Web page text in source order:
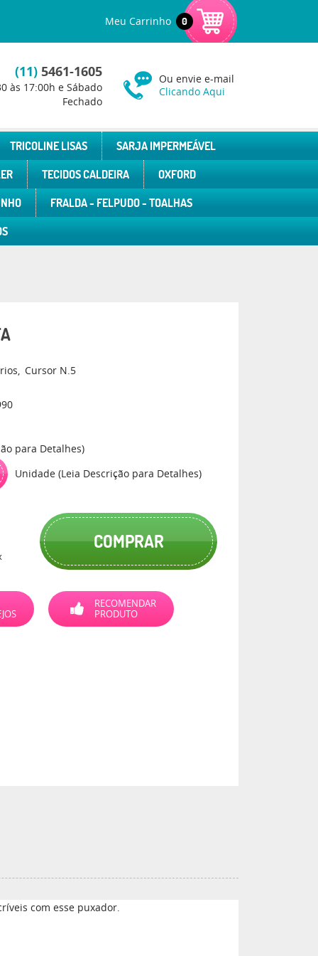
Meu Carrinho 0
(11) 5461-1605
às 17:00h e Sábado
Fechado
Ou envie e-mail
Clicando Aqui
TRICOLINE LISAS
SARJA IMPERMEÁVEL
TECIDOS CALDEIRA
OXFORD
FRALDA - FELPUDO - TOALHAS
Cursor N.5
para Detalhes)
Unidade (Leia Descrição para Detalhes)
COMPRAR
RECOMENDAR
PRODUTO
com esse puxador.